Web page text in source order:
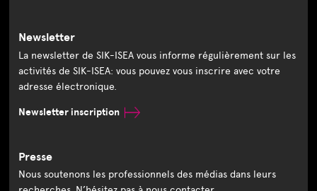
Newsletter
La newsletter de SIK-ISEA vous informe régulièrement sur les
activités de SIK-ISEA: vous pouvez vous inscrire avec votre
adresse électronique.
Newsletter inscription
Presse
Nous soutenons les professionnels des médias dans leurs